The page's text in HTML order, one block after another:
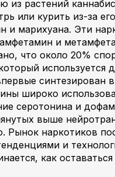
растений
или курить из-за
и марихуана. Эти
и
что около 20%
используется
синтезирован
широко
серотонина и
выше
наркотиков
и
как